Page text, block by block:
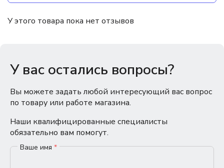
У этого товара пока нет отзывов
У вас остались вопросы?
Вы можете задать любой интересующий вас вопрос
по товару или работе магазина.
Наши квалифицированные специалисты
обязательно вам помогут.
Ваше имя *